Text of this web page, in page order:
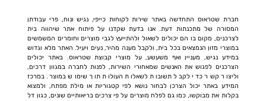
חברת שטראוס התחדשה באתר שירות לקוחות כייפי, נגיש ונוח, פרי עבודתן
המסורה של מתכנתות דעת. אנו בדעת שקדנו על פיתוח אתר שיהווה בית
לצרכנים, מקום בו הם יכולים לשאול ולהתייעץ לגבי מוצרים וחומרים המשמשים
במוצרי מזון הנמצאים בכל בית, ולקבל מענה מהיר, נעים ויעיל. האתר מלא וגדוש
במידע נגיש, מעניין ואף משעשע, על מוצרי קבוצת שטראוס. באתר יכולים
הצרכנים לפגוש את האנשים שמאחורי השירות, לפנות לחברה במגוון דרכים,
וליצור קשר כדי לקבל תשובות לשאלות העולות תוך שימוש במוצר. במרכז
המידע באתר יכול הצרכן לבחור נושא לפי קטגוריות או מילת מפתח, ולמצוא
בקלות את מבוקשו, כמו גם לפלח מוצרים על פי צרכים בריאותיים שונים, כגון דל